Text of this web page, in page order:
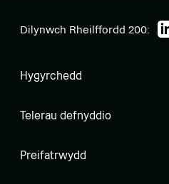
Dilynwch Rheilffordd 200:
Hygyrchedd
Telerau defnyddio
Preifatrwydd